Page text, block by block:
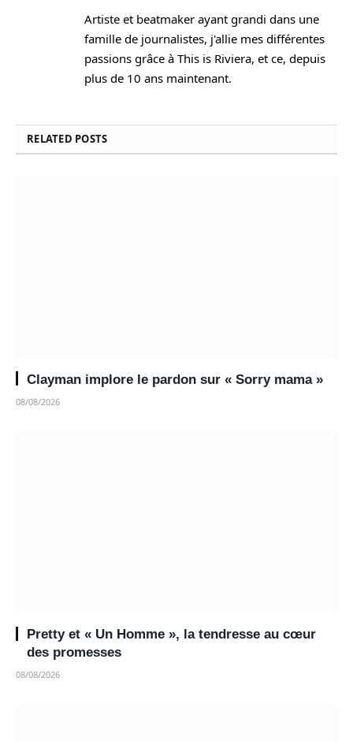
Artiste et beatmaker ayant grandi dans une
famille de journalistes, j'allie mes différentes
passions grâce à This is Riviera, et ce, depuis
plus de 10 ans maintenant.
RELATED POSTS
Clayman implore le pardon sur « Sorry mama »
08/08/2026
Pretty et « Un Homme », la tendresse au cœur
des promesses
08/08/2026